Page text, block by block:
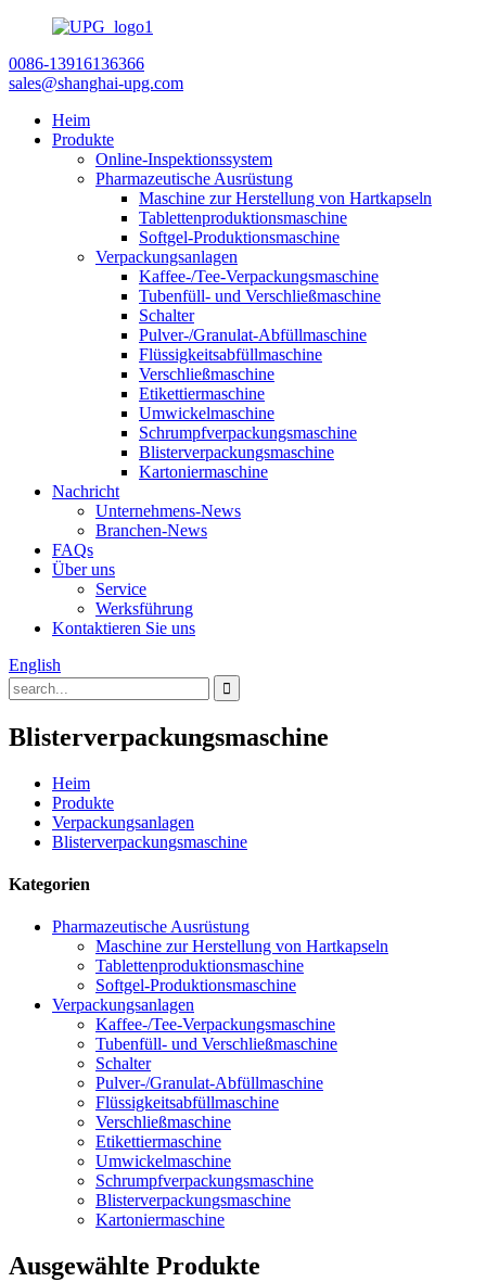
0086-13916136366
sales@shanghai-upg.com
Heim
Produkte
Online-Inspektionssystem
Pharmazeutische Ausrüstung
Maschine zur Herstellung von Hartkapseln
Tablettenproduktionsmaschine
Softgel-Produktionsmaschine
Verpackungsanlagen
Kaffee-/Tee-Verpackungsmaschine
Tubenfüll- und Verschließmaschine
Schalter
Pulver-/Granulat-Abfüllmaschine
Flüssigkeitsabfüllmaschine
Verschließmaschine
Etikettiermaschine
Umwickelmaschine
Schrumpfverpackungsmaschine
Blisterverpackungsmaschine
Kartoniermaschine
Nachricht
Unternehmens-News
Branchen-News
FAQs
Über uns
Service
Werksführung
Kontaktieren Sie uns
English
Blisterverpackungsmaschine
Heim
Produkte
Verpackungsanlagen
Blisterverpackungsmaschine
Kategorien
Pharmazeutische Ausrüstung
Maschine zur Herstellung von Hartkapseln
Tablettenproduktionsmaschine
Softgel-Produktionsmaschine
Verpackungsanlagen
Kaffee-/Tee-Verpackungsmaschine
Tubenfüll- und Verschließmaschine
Schalter
Pulver-/Granulat-Abfüllmaschine
Flüssigkeitsabfüllmaschine
Verschließmaschine
Etikettiermaschine
Umwickelmaschine
Schrumpfverpackungsmaschine
Blisterverpackungsmaschine
Kartoniermaschine
Ausgewählte Produkte